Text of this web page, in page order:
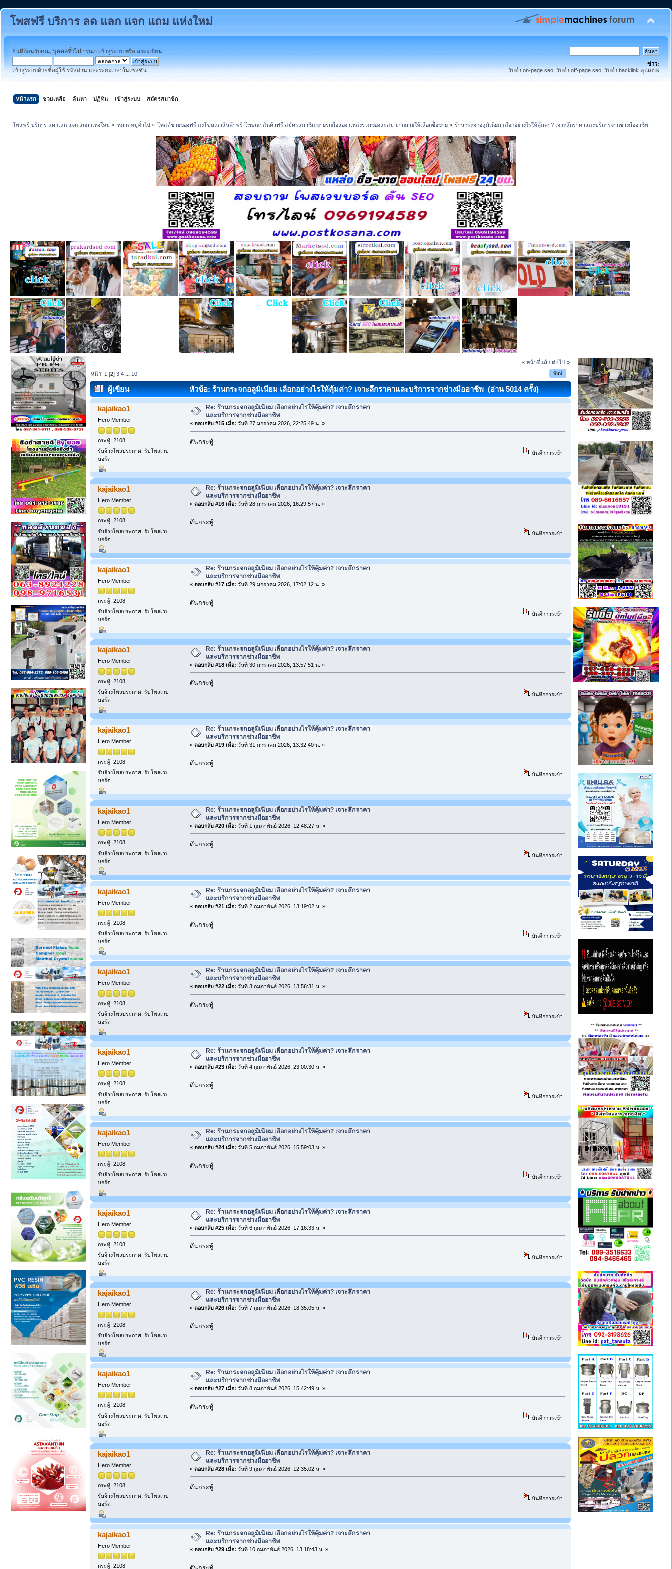
โพสฟรี บริการ ลด แลก แจก แถม แห่งใหม่
ยินดีต้อนรับคุณ, บุคคลทั่วไป กรุณา เข้าสู่ระบบ หรือ ลงทะเบียน
เข้าสู่ระบบด้วยชื่อผู้ใช้ รหัสผ่าน และระยะเวลาในเซสชั่น
ข่าว:
รับทำ on-page seo, รับทำ off-page seo, รับทำ backlink คุณภาพ
หน้าแรก ช่วยเหลือ ค้นหา ปฏิทิน เข้าสู่ระบบ สมัครสมาชิก
โพสฟรี บริการ ลด แลก แจก แถม แห่งใหม่ » หมวดหมู่ทั่วไป» โพสต์ขายของฟรี ลงโฆษณาสินค้าฟรี โฆษณาสินค้าฟรี สมัครสมาชิก ขายรถมือสอง แหล่งรวมของสะสม มากมายให้เลือกซื้อขาย» ร้านกระจกอลูมิเนียม เลือกอย่างไรให้คุ้มค่า? เจาะลึกราคาและบริการจากช่างมืออาชีพ
« หน้าที่แล้ว ต่อไป »
พิมพ์
หน้า: 1 [2]3 4 ... 10
ผู้เขียน หัวข้อ: ร้านกระจกอลูมิเนียม เลือกอย่างไรให้คุ้มค่า? เจาะลึกราคาและบริการจากช่างมืออาชีพ (อ่าน 5014 ครั้ง)
kajaikao1
Hero Member
กระทู้: 2108
รับจ้างโพสประกาศ, รับโพสเวบ
บอร์ด
Re: ร้านกระจกอลูมิเนียม เลือกอย่างไรให้คุ้มค่า? เจาะลึกราคา
และบริการจากช่างมืออาชีพ
« ตอบกลับ #15 เมื่อ: วันที่ 27 มกราคม 2026, 22:25:49 น. »
ดันกระทู้
บันทึกการเข้า
kajaikao1
Hero Member
กระทู้: 2108
รับจ้างโพสประกาศ, รับโพสเวบ
บอร์ด
Re: ร้านกระจกอลูมิเนียม เลือกอย่างไรให้คุ้มค่า? เจาะลึกราคา
และบริการจากช่างมืออาชีพ
« ตอบกลับ #16 เมื่อ: วันที่ 28 มกราคม 2026, 16:29:57 น. »
ดันกระทู้
บันทึกการเข้า
kajaikao1
Hero Member
กระทู้: 2108
รับจ้างโพสประกาศ, รับโพสเวบ
บอร์ด
Re: ร้านกระจกอลูมิเนียม เลือกอย่างไรให้คุ้มค่า? เจาะลึกราคา
และบริการจากช่างมืออาชีพ
« ตอบกลับ #17 เมื่อ: วันที่ 29 มกราคม 2026, 17:02:12 น. »
ดันกระทู้
บันทึกการเข้า
kajaikao1
Hero Member
กระทู้: 2108
รับจ้างโพสประกาศ, รับโพสเวบ
บอร์ด
Re: ร้านกระจกอลูมิเนียม เลือกอย่างไรให้คุ้มค่า? เจาะลึกราคา
และบริการจากช่างมืออาชีพ
« ตอบกลับ #18 เมื่อ: วันที่ 30 มกราคม 2026, 13:57:51 น. »
ดันกระทู้
บันทึกการเข้า
kajaikao1
Hero Member
กระทู้: 2108
รับจ้างโพสประกาศ, รับโพสเวบ
บอร์ด
Re: ร้านกระจกอลูมิเนียม เลือกอย่างไรให้คุ้มค่า? เจาะลึกราคา
และบริการจากช่างมืออาชีพ
« ตอบกลับ #19 เมื่อ: วันที่ 31 มกราคม 2026, 13:32:40 น. »
ดันกระทู้
บันทึกการเข้า
kajaikao1
Hero Member
กระทู้: 2108
รับจ้างโพสประกาศ, รับโพสเวบ
บอร์ด
Re: ร้านกระจกอลูมิเนียม เลือกอย่างไรให้คุ้มค่า? เจาะลึกราคา
และบริการจากช่างมืออาชีพ
« ตอบกลับ #20 เมื่อ: วันที่ 1 กุมภาพันธ์ 2026, 12:48:27 น. »
ดันกระทู้
บันทึกการเข้า
kajaikao1
Hero Member
กระทู้: 2108
รับจ้างโพสประกาศ, รับโพสเวบ
บอร์ด
Re: ร้านกระจกอลูมิเนียม เลือกอย่างไรให้คุ้มค่า? เจาะลึกราคา
และบริการจากช่างมืออาชีพ
« ตอบกลับ #21 เมื่อ: วันที่ 2 กุมภาพันธ์ 2026, 13:19:02 น. »
ดันกระทู้
บันทึกการเข้า
kajaikao1
Hero Member
กระทู้: 2108
รับจ้างโพสประกาศ, รับโพสเวบ
บอร์ด
Re: ร้านกระจกอลูมิเนียม เลือกอย่างไรให้คุ้มค่า? เจาะลึกราคา
และบริการจากช่างมืออาชีพ
« ตอบกลับ #22 เมื่อ: วันที่ 3 กุมภาพันธ์ 2026, 13:56:31 น. »
ดันกระทู้
บันทึกการเข้า
kajaikao1
Hero Member
กระทู้: 2108
รับจ้างโพสประกาศ, รับโพสเวบ
บอร์ด
Re: ร้านกระจกอลูมิเนียม เลือกอย่างไรให้คุ้มค่า? เจาะลึกราคา
และบริการจากช่างมืออาชีพ
« ตอบกลับ #23 เมื่อ: วันที่ 4 กุมภาพันธ์ 2026, 23:00:30 น. »
ดันกระทู้
บันทึกการเข้า
kajaikao1
Hero Member
กระทู้: 2108
รับจ้างโพสประกาศ, รับโพสเวบ
บอร์ด
Re: ร้านกระจกอลูมิเนียม เลือกอย่างไรให้คุ้มค่า? เจาะลึกราคา
และบริการจากช่างมืออาชีพ
« ตอบกลับ #24 เมื่อ: วันที่ 5 กุมภาพันธ์ 2026, 15:59:03 น. »
ดันกระทู้
บันทึกการเข้า
kajaikao1
Hero Member
กระทู้: 2108
รับจ้างโพสประกาศ, รับโพสเวบ
บอร์ด
Re: ร้านกระจกอลูมิเนียม เลือกอย่างไรให้คุ้มค่า? เจาะลึกราคา
และบริการจากช่างมืออาชีพ
« ตอบกลับ #25 เมื่อ: วันที่ 6 กุมภาพันธ์ 2026, 17:16:33 น. »
ดันกระทู้
บันทึกการเข้า
kajaikao1
Hero Member
กระทู้: 2108
รับจ้างโพสประกาศ, รับโพสเวบ
บอร์ด
Re: ร้านกระจกอลูมิเนียม เลือกอย่างไรให้คุ้มค่า? เจาะลึกราคา
และบริการจากช่างมืออาชีพ
« ตอบกลับ #26 เมื่อ: วันที่ 7 กุมภาพันธ์ 2026, 18:35:05 น. »
ดันกระทู้
บันทึกการเข้า
kajaikao1
Hero Member
กระทู้: 2108
รับจ้างโพสประกาศ, รับโพสเวบ
บอร์ด
Re: ร้านกระจกอลูมิเนียม เลือกอย่างไรให้คุ้มค่า? เจาะลึกราคา
และบริการจากช่างมืออาชีพ
« ตอบกลับ #27 เมื่อ: วันที่ 8 กุมภาพันธ์ 2026, 15:42:49 น. »
ดันกระทู้
บันทึกการเข้า
kajaikao1
Hero Member
กระทู้: 2108
รับจ้างโพสประกาศ, รับโพสเวบ
บอร์ด
Re: ร้านกระจกอลูมิเนียม เลือกอย่างไรให้คุ้มค่า? เจาะลึกราคา
และบริการจากช่างมืออาชีพ
« ตอบกลับ #28 เมื่อ: วันที่ 9 กุมภาพันธ์ 2026, 12:35:02 น. »
ดันกระทู้
บันทึกการเข้า
kajaikao1
Hero Member
กระทู้: 2108
Re: ร้านกระจกอลูมิเนียม เลือกอย่างไรให้คุ้มค่า? เจาะลึกราคา
และบริการจากช่างมืออาชีพ
« ตอบกลับ #29 เมื่อ: วันที่ 10 กุมภาพันธ์ 2026, 13:18:43 น. »